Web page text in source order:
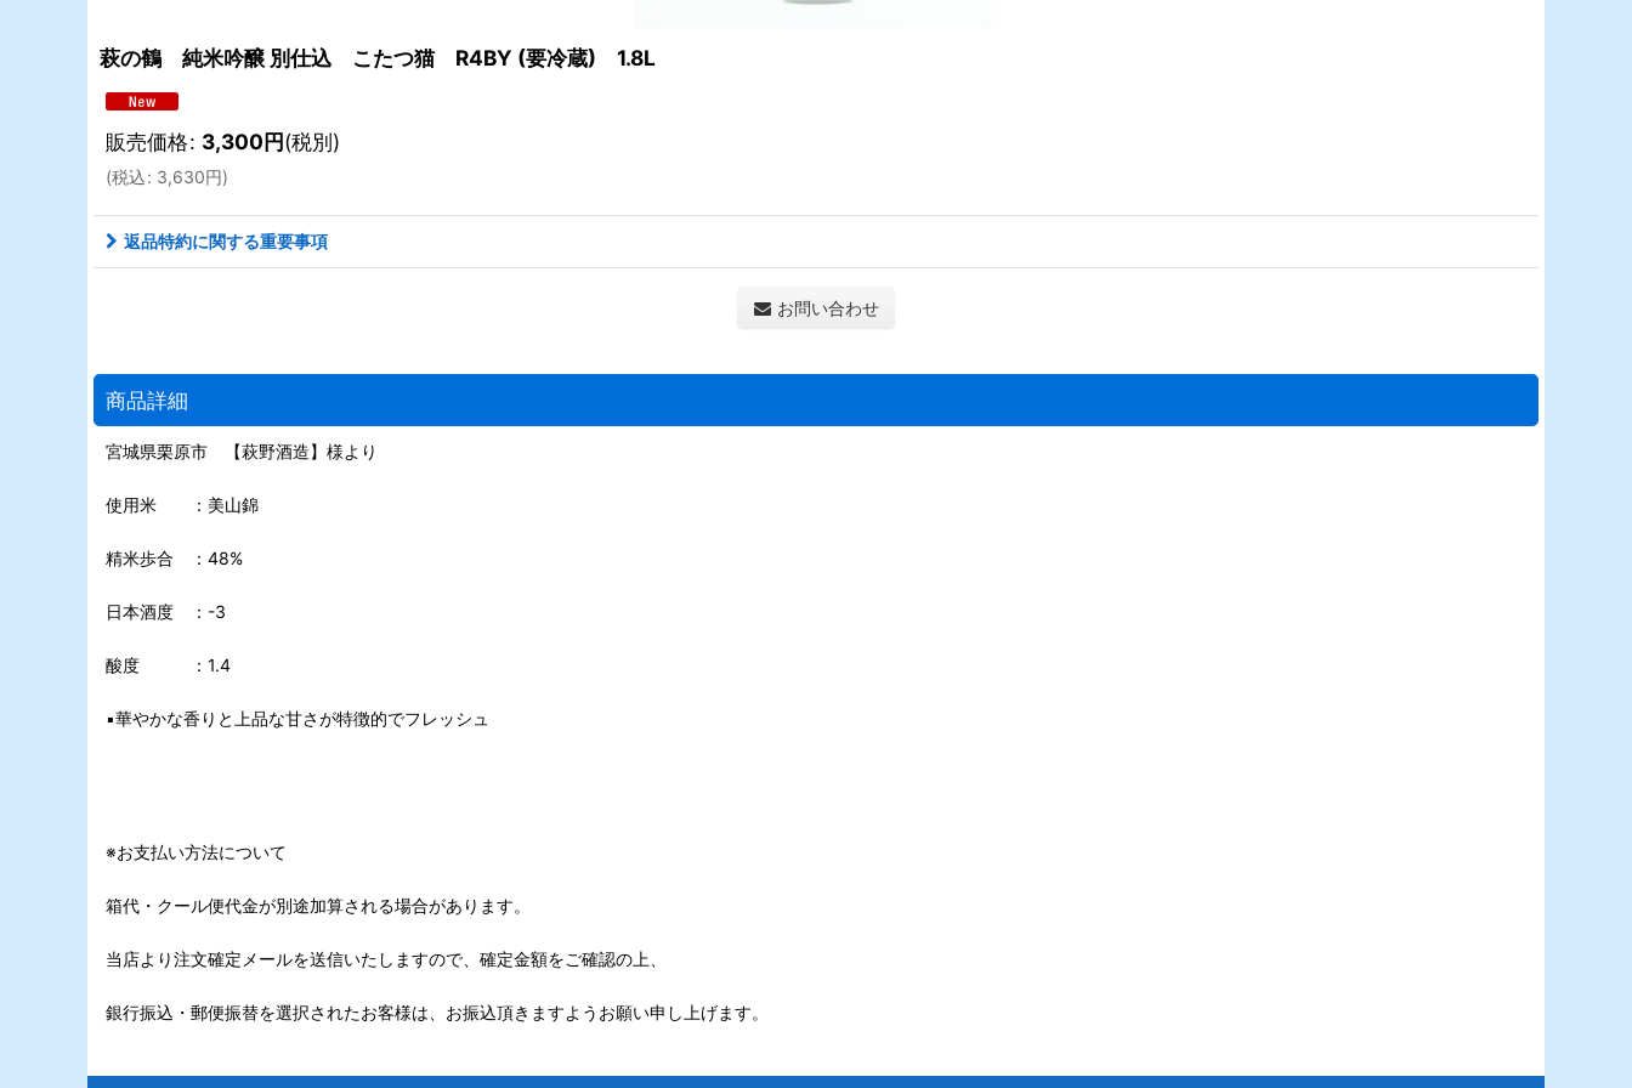
萩の鶴 純米吟醸 別仕込 こたつ猫 R4BY (要冷蔵) 1.8L
販売価格: 3,300円(税別)
(税込: 3,630円)
返品特約に関する重要事項
お問い合わせ
商品詳細
宮城県栗原市 【萩野酒造】様より
使用米 ：美山錦
精米歩合 ：48%
日本酒度 ：-3
酸度 ：1.4
▪️華やかな香りと上品な甘さが特徴的でフレッシュ
※お支払い方法について
箱代・クール便代金が別途加算される場合があります。
当店より注文確定メールを送信いたしますので、確定金額をご確認の上、
銀行振込・郵便振替を選択されたお客様は、お振込頂きますようお願い申し上げます。